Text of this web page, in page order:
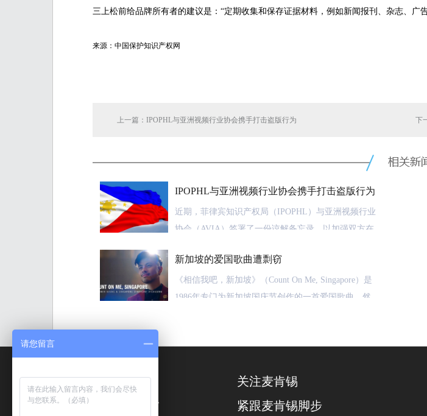
三上松前给品牌所有者的建议是：“定期收集和保存证据材料，例如新闻报刊、杂志、广
来源：中国保护知识产权网
上一篇：IPOPHL与亚洲视频行业协会携手打击盗版行为 下
IPOPHL与亚洲视频行业协会携手打击盗版行为
近期，菲律宾知识产权局（IPOPHL）与亚洲视频行业
协会（AVIA）签署了一份谅解备忘录，以加强双方在
AVIA将会携手打击各类盗版行为，并帮助菲律宾的创
意产业尽快恢复到新冠肺炎疫情爆发前的水平。
此来及时遏制住盗版侵权行为在菲律宾的蔓延势头；
新加坡的爱国歌曲遭剽窃
《相信我吧，新加坡》（Count On Me, Singapore）是
1986年专门为新加坡国庆节创作的一首爱国歌曲。然
Achieve.）貌似抄袭了上述新加坡歌曲。《我们做得
到》无论在歌词还是旋律上都和《相信我吧，新加坡》
一
关注麦肯锡
紧跟麦肯锡脚步
请您留言